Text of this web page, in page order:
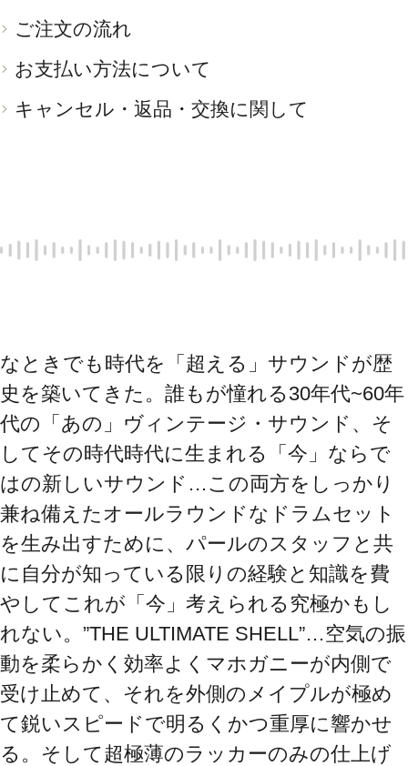
ご注文の流れ
お支払い方法について
キャンセル・返品・交換に関して
なときでも時代を「超える」サウンドが歴
史を築いてきた。誰もが憧れる30年代~60年
代の「あの」ヴィンテージ・サウンド、そ
してその時代時代に生まれる「今」ならで
はの新しいサウンド…この両方をしっかり
兼ね備えたオールラウンドなドラムセット
を生み出すために、パールのスタッフと共
に自分が知っている限りの経験と知識を費
やしてこれが「今」考えられる究極かもし
れない。”THE ULTIMATE SHELL”…空気の振
動を柔らかく効率よくマホガニーが内側で
受け止めて、それを外側のメイプルが極め
て鋭いスピードで明るくかつ重厚に響かせ
る。そして超極薄のラッカーのみの仕上げ